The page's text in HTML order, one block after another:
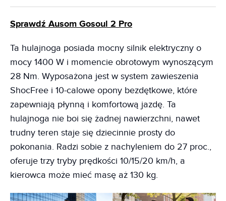
Sprawdź Ausom Gosoul 2 Pro
Ta hulajnoga posiada mocny silnik elektryczny o
mocy 1400 W i momencie obrotowym wynoszącym
28 Nm. Wyposażona jest w system zawieszenia
ShocFree i 10-calowe opony bezdętkowe, które
zapewniają płynną i komfortową jazdę. Ta
hulajnoga nie boi się żadnej nawierzchni, nawet
trudny teren staje się dziecinnie prosty do
pokonania. Radzi sobie z nachyleniem do 27 proc.,
oferuje trzy tryby prędkości 10/15/20 km/h, a
kierowca może mieć masę aż 130 kg.